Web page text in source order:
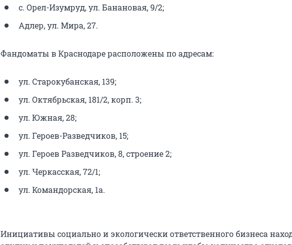
с. Орел-Изумруд, ул. Банановая, 9/2;
Адлер, ул. Мира, 27.
Фандоматы в Краснодаре расположены по адресам:
ул. Старокубанская, 139;
ул. Октябрьская, 181/2, корп. 3;
ул. Южная, 28;
ул. Героев-Разведчиков, 15;
ул. Героев Разведчиков, 8, строение 2;
ул. Черкасская, 72/1;
ул. Командорская, 1а.
Инициативы социально и экологически ответственного бизнеса